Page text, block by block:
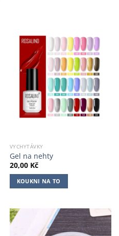
VYCHYTÁVKY
Gel na nehty
20,00 Kč
KOUKNI NA TO